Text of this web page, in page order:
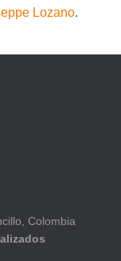
Lozano.
Colombia